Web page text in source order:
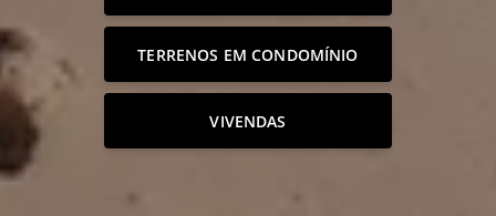
TERRENOS EM CONDOMÍNIO
VIVENDAS